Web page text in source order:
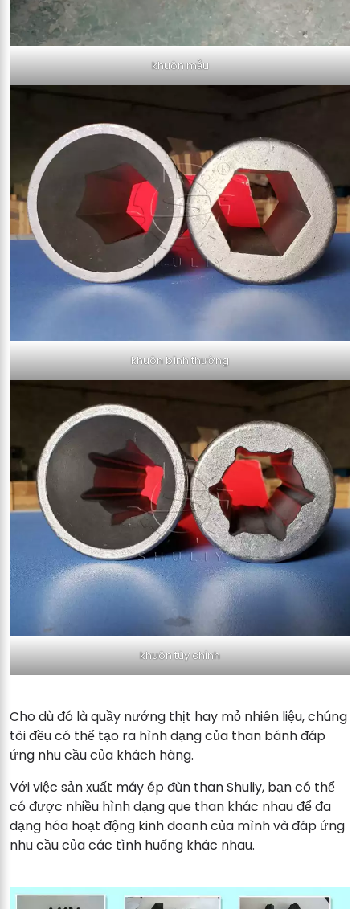
khuôn mẫu
khuôn bình thường
khuôn tùy chỉnh
Cho dù đó là quầy nướng thịt hay mỏ nhiên liệu, chúng
tôi đều có thể tạo ra hình dạng của than bánh đáp
ứng nhu cầu của khách hàng.
Với việc sản xuất máy ép đùn than Shuliy, bạn có thể
có được nhiều hình dạng que than khác nhau để đa
dạng hóa hoạt động kinh doanh của mình và đáp ứng
nhu cầu của các tình huống khác nhau.